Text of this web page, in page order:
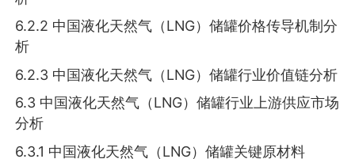
6.2.2 中国液化天然气（LNG）储罐价格传导机制分
析
6.2.3 中国液化天然气（LNG）储罐行业价值链分析
6.3 中国液化天然气（LNG）储罐行业上游供应市场
分析
6.3.1 中国液化天然气（LNG）储罐关键原材料